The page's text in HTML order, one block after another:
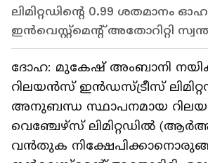
ലിമിറ്റഡിന്റെ 0.99 ശതമാനം
ഇന്‍വെസ്റ്റ്‌മെന്റ് അതോറിറ്റി
ദോഹ: മുകേഷ് അംബാനി
റിലയന്‍സ് ഇന്‍ഡസ്ട്രീസ്
അനുബന്ധ സ്ഥാപനമായ
വെഞ്ചേഴ്‌സ് ലിമിറ്റഡില്‍
വന്‍തുക